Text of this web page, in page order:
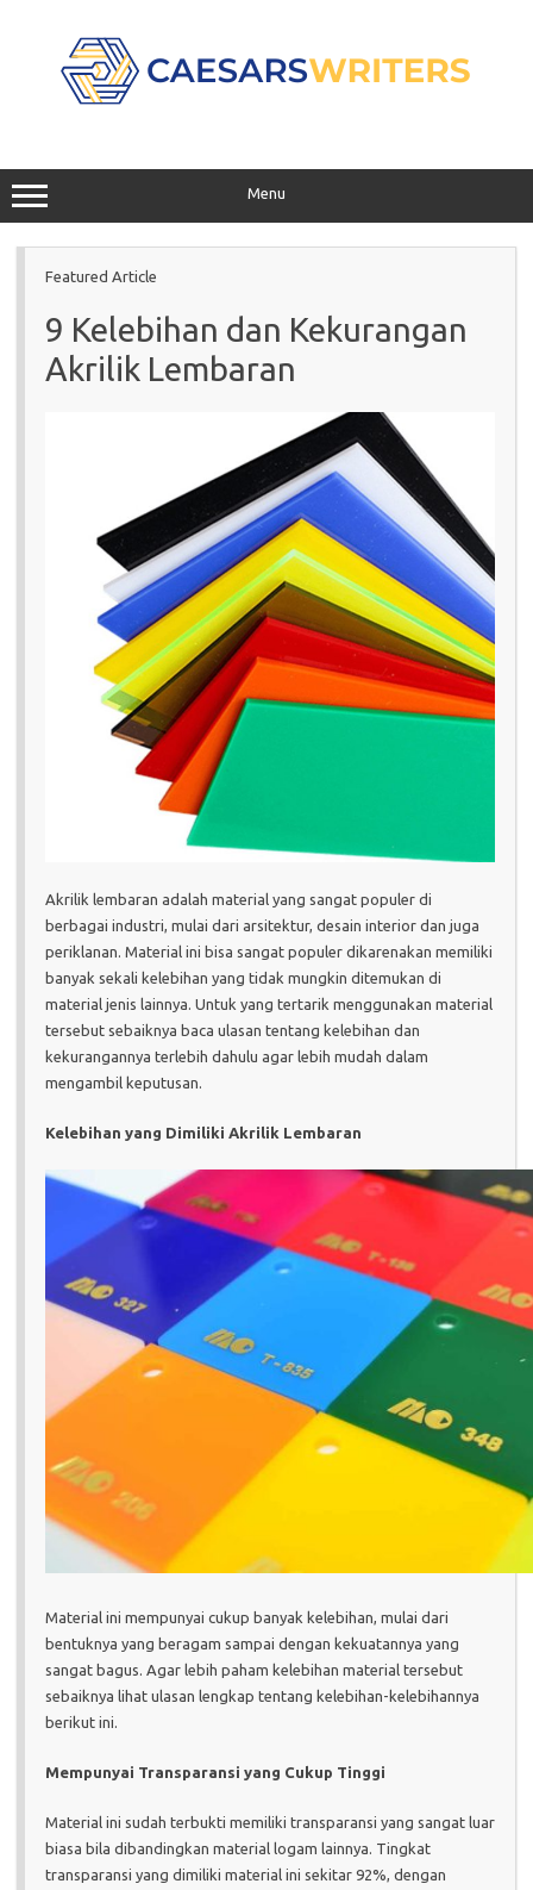
Menu
Featured Article
9 Kelebihan dan Kekurangan
Akrilik Lembaran
Akrilik lembaran adalah material yang sangat populer di
berbagai industri, mulai dari arsitektur, desain interior dan juga
periklanan. Material ini bisa sangat populer dikarenakan memiliki
banyak sekali kelebihan yang tidak mungkin ditemukan di
material jenis lainnya. Untuk yang tertarik menggunakan material
tersebut sebaiknya baca ulasan tentang kelebihan dan
kekurangannya terlebih dahulu agar lebih mudah dalam
mengambil keputusan.
Kelebihan yang Dimiliki Akrilik Lembaran
Material ini mempunyai cukup banyak kelebihan, mulai dari
bentuknya yang beragam sampai dengan kekuatannya yang
sangat bagus. Agar lebih paham kelebihan material tersebut
sebaiknya lihat ulasan lengkap tentang kelebihan-kelebihannya
berikut ini.
Mempunyai Transparansi yang Cukup Tinggi
Material ini sudah terbukti memiliki transparansi yang sangat luar
biasa bila dibandingkan material logam lainnya. Tingkat
transparansi yang dimiliki material ini sekitar 92%, dengan